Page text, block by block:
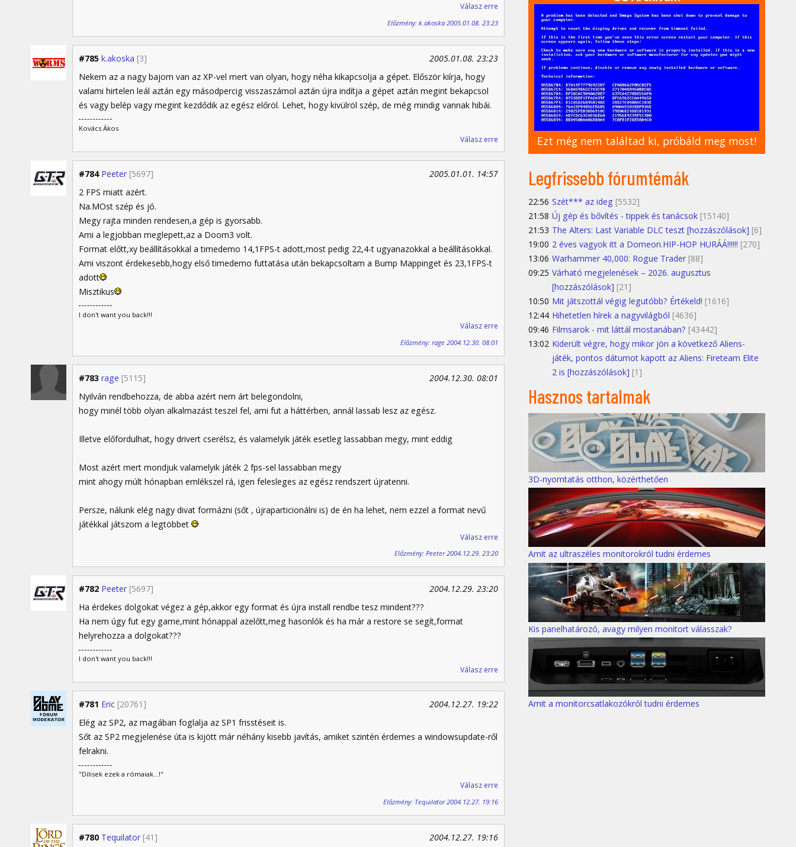
Válasz erre
Előzmény: k.akoska 2005.01.08. 23:23
#785 k.akoska [3]
2005.01.08. 23:23
Nekem az a nagy bajom van az XP-vel mert van olyan, hogy néha kikapcsolja a gépet. Először kiírja, hogy
valami hirtelen leál aztán egy másodpercig visszaszámol aztán újra indítja a gépet aztán megint bekapcsol
és vagy belép vagy megint kezdődik az egész előröl. Lehet, hogy kivülröl szép, de még mindig vannak hibái.
Kovács Ákos
Válasz erre
#784 Peeter [5697]
2005.01.01. 14:57
2 FPS miatt azért.
Na.MOst szép és jó.
Megy rajta minden rendesen,a gép is gyorsabb.
Ami a legjobban meglepett,az a Doom3 volt.
Format előtt,xy beállításokkal a timedemo 14,1FPS-t adott,most pedig 22,4-t ugyanazokkal a beállításokkal.
Ami viszont érdekesebb,hogy első timedemo futtatása után bekapcsoltam a Bump Mappinget és 23,1FPS-t
adott
Misztikus
I don't want you back!!!
Válasz erre
Előzmény: rage 2004.12.30. 08:01
#783 rage [5115]
2004.12.30. 08:01
Nyilván rendbehozza, de abba azért nem árt belegondolni,
hogy minél több olyan alkalmazást teszel fel, ami fut a háttérben, annál lassab lesz az egész.
Illetve előfordulhat, hogy drivert cserélsz, és valamelyik játék esetleg lassabban megy, mint eddig
Most azért mert mondjuk valamelyik játék 2 fps-sel lassabban megy
mint ahogy múlt hónapban emlékszel rá, igen felesleges az egész rendszert újratenni.
Persze, nálunk elég nagy divat formázni (sőt , újraparticionálni is) de én ha lehet, nem ezzel a format nevű
játékkal játszom a legtöbbet
Válasz erre
Előzmény: Peeter 2004.12.29. 23:20
#782 Peeter [5697]
2004.12.29. 23:20
Ha érdekes dolgokat végez a gép,akkor egy format és újra install rendbe tesz mindent???
Ha nem úgy fut egy game,mint hónappal azelőtt,meg hasonlók és ha már a restore se segít,format
helyrehozza a dolgokat???
I don't want you back!!!
Válasz erre
#781 Eric [20761]
2004.12.27. 19:22
Elég az SP2, az magában foglalja az SP1 frisstéseit is.
Sőt az SP2 megjelenése úta is kijött már néhány kisebb javítás, amiket szintén érdemes a windowsupdate-ről
felrakni.
"Dilisek ezek a rómaiak...!"
Válasz erre
Előzmény: Tequilator 2004.12.27. 19:16
#780 Tequilator [41]
2004.12.27. 19:16
Ezt még nem találtad ki, próbáld meg most!
Legfrissebb fórumtémák
22:56 Szét*** az ideg [5532]
21:58 Új gép és bővítés - tippek és tanácsok [15140]
21:53 The Alters: Last Variable DLC teszt [hozzászólások] [6]
19:00 2 éves vagyok itt a Domeon.HIP-HOP HURÁÁ!!!!!! [270]
13:06 Warhammer 40,000: Rogue Trader [88]
09:25 Várható megjelenések – 2026. augusztus
[hozzászólások] [21]
10:50 Mit játszottál végig legutóbb? Értékeld! [1616]
12:44 Hihetetlen hírek a nagyvilágból [4636]
09:46 Filmsarok - mit láttál mostanában? [43442]
13:02 Kiderült végre, hogy mikor jön a következő Aliens-
játék, pontos dátumot kapott az Aliens: Fireteam Elite
2 is [hozzászólások] [1]
Hasznos tartalmak
3D-nyomtatás otthon, közérthetően
Amit az ultraszéles monitorokról tudni érdemes
Kis panelhatározó, avagy milyen monitort válasszak?
Amit a monitorcsatlakozókról tudni érdemes